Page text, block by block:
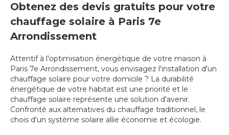
Obtenez des devis gratuits pour votre
chauffage solaire à Paris 7e
Arrondissement
Attentif à l'optimisation énergétique de votre maison à
Paris 7e Arrondissement, vous envisagez l'installation d'un
chauffage solaire pour votre domicile ? La durabilité
énergétique de votre habitat est une priorité et le
chauffage solaire représente une solution d'avenir.
Confronté aux alternatives du chauffage traditionnel, le
chois d'un système solaire allie économie et écologie.